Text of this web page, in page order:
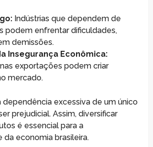
Indústrias que dependem de
podem enfrentar dificuldades,
demissões.
Insegurança Econômica:
exportações podem criar
mercado.
dependência excessiva de um único
prejudicial. Assim, diversificar
é essencial para a
da economia brasileira.